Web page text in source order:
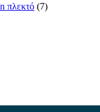
πλεκτό (7)